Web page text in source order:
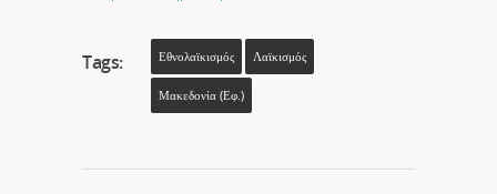
Tags: Εθνολαϊκισμός Λαϊκισμός
Μακεδονία (εφ.)